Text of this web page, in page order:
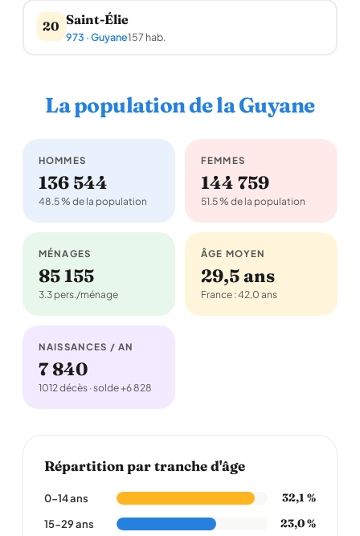
20 Saint-Élie
973 · Guyane157 hab.
La population de la Guyane
HOMMES
136 544
48.5 % de la population
FEMMES
144 759
51.5 % de la population
MÉNAGES
85 155
3.3 pers./ménage
ÂGE MOYEN
29,5 ans
France : 42,0 ans
NAISSANCES / AN
7 840
1012 décès · solde +6 828
Répartition par tranche d'âge
0-14 ans 32,1 %
15-29 ans 23,0 %